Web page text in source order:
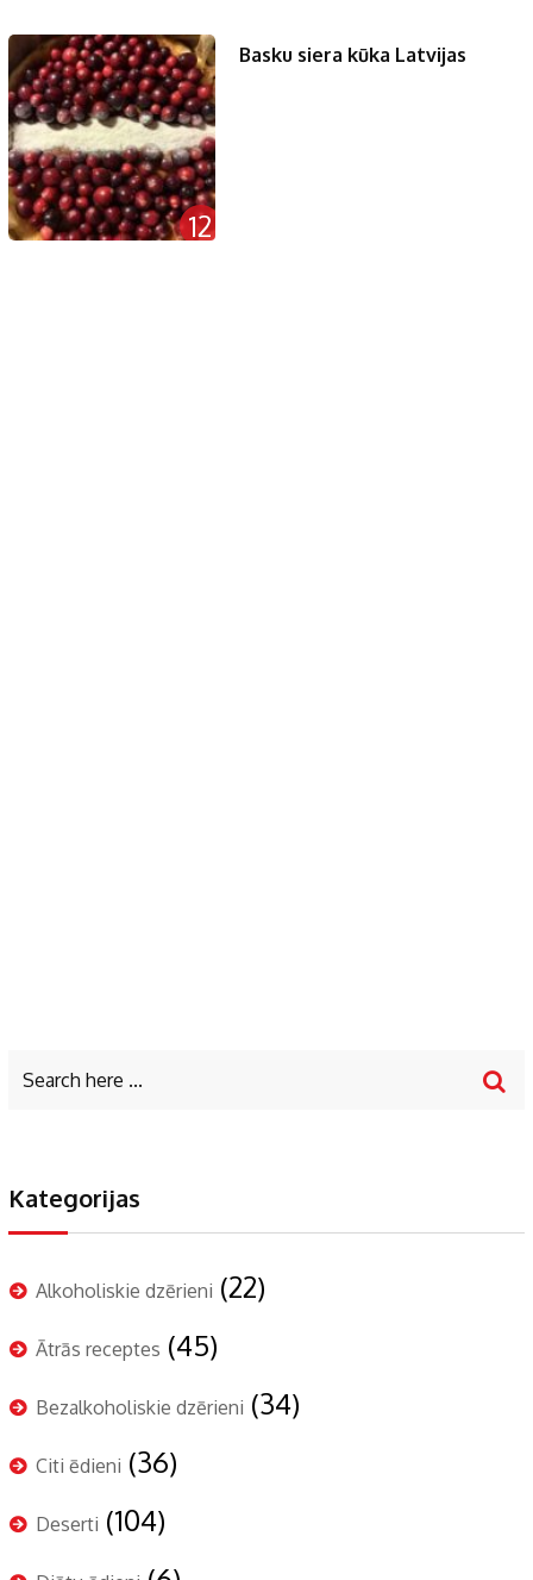
12
Basku siera kūka Latvijas
Kategorijas
Alkoholiskie dzērieni (22)
Ātrās receptes (45)
Bezalkoholiskie dzērieni (34)
Citi ēdieni (36)
Deserti (104)